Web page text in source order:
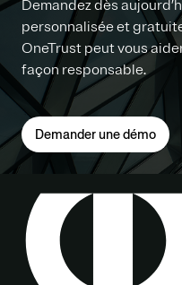
Demandez dès
personnalisée et
OneTrust peut vous
façon responsable.
Demander une démo